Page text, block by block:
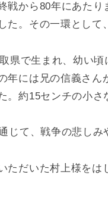
戦から80年にあた
た。その一環として
県で生まれ、幼い
年には兄の信義さ
。約15センチの小
じて、戦争の悲しみ
ただいた村上様を